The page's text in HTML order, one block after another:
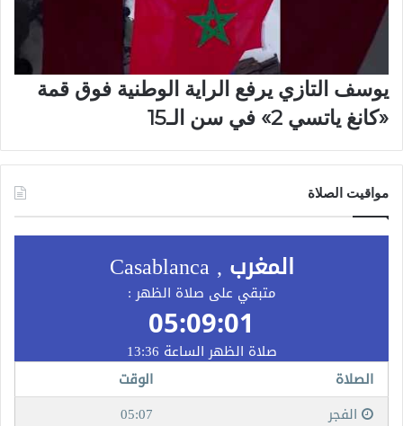
يوسف التازي يرفع الراية الوطنية فوق قمة
«كانغ ياتسي 2» في سن الـ15
مواقيت الصلاة